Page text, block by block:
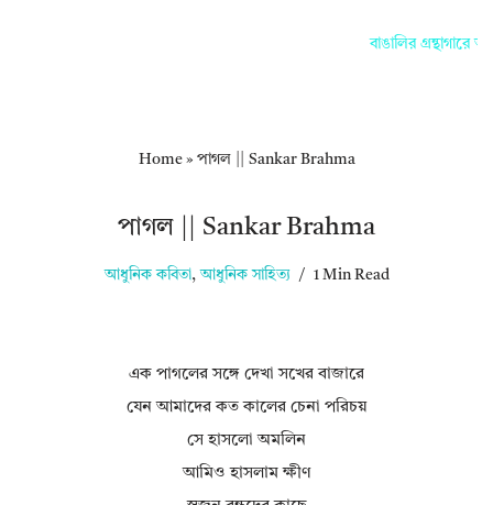
বাঙালির গ্রন্থাগারে
Home» পাগল || Sankar Brahma
পাগল || Sankar Brahma
আধুনিক কবিতা, আধুনিক সাহিত্য 1 Min Read
এক পাগলের সঙ্গে দেখা সখের বাজারে
যেন আমাদের কত কালের চেনা পরিচয়
সে হাসলো অমলিন
আমিও হাসলাম ক্ষীণ